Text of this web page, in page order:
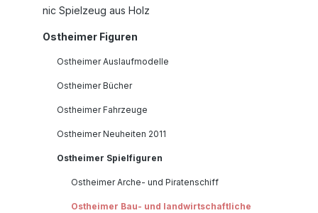
nic Spielzeug aus Holz
Ostheimer Figuren
Ostheimer Auslaufmodelle
Ostheimer Bücher
Ostheimer Fahrzeuge
Ostheimer Neuheiten 2011
Ostheimer Spielfiguren
Ostheimer Arche- und Piratenschiff
Ostheimer Bau- und landwirtschaftliche